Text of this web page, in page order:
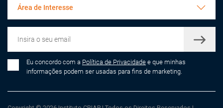
Área de Interesse
Eu concordo com a Política de Privacidade e que minhas
informações podem ser usadas para fins de marketing.